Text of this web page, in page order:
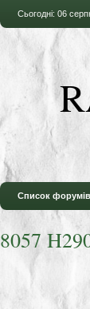
Сьогодні: 06
Список форумів
8057